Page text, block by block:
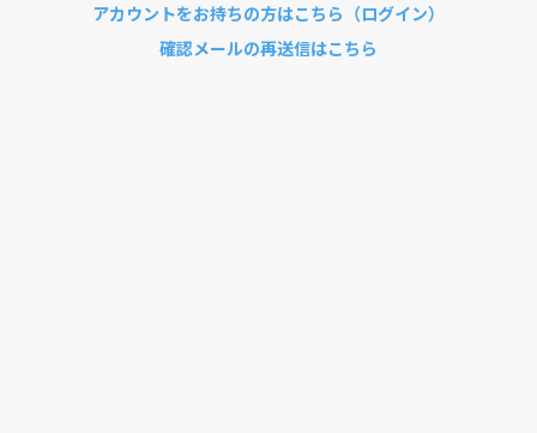
アカウントをお持ちの方はこちら（ログイン）
確認メールの再送信はこちら